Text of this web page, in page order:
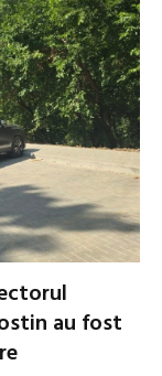
au fost